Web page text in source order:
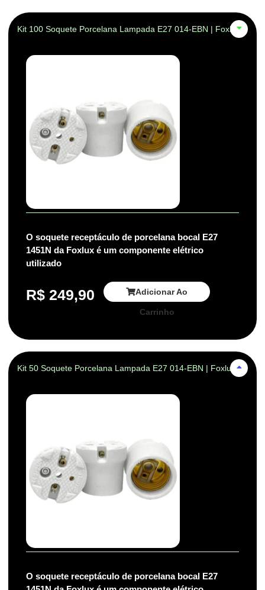
Kit 100 Soquete Porcelana Lampada E27 014-EBN | Foxlux
O soquete receptáculo de porcelana bocal E27
1451N da Foxlux é um componente elétrico
utilizado
R$ 249,90 Adicionar Ao
Carrinho
Kit 50 Soquete Porcelana Lampada E27 014-EBN | Foxlux
O soquete receptáculo de porcelana bocal E27